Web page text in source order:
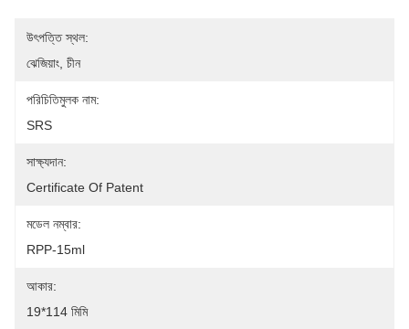
উৎপত্তি স্থল:
ঝেজিয়াং, চীন
পরিচিতিমুলক নাম:
SRS
সাক্ষ্যদান:
Certificate Of Patent
মডেল নম্বার:
RPP-15ml
আকার:
19*114 মিমি